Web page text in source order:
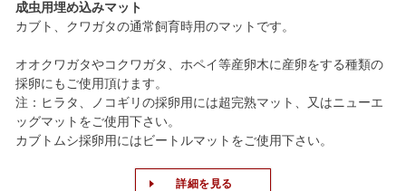
成虫用埋め込みマット
カブト、クワガタの通常飼育時用のマットです。
オオクワガタやコクワガタ、ホペイ等産卵木に産卵をする種類の
採卵にもご使用頂けます。
注：ヒラタ、ノコギリの採卵用には超完熟マット、又はニューエ
ッグマットをご使用下さい。
カブトムシ採卵用にはビートルマットをご使用下さい。
詳細を見る